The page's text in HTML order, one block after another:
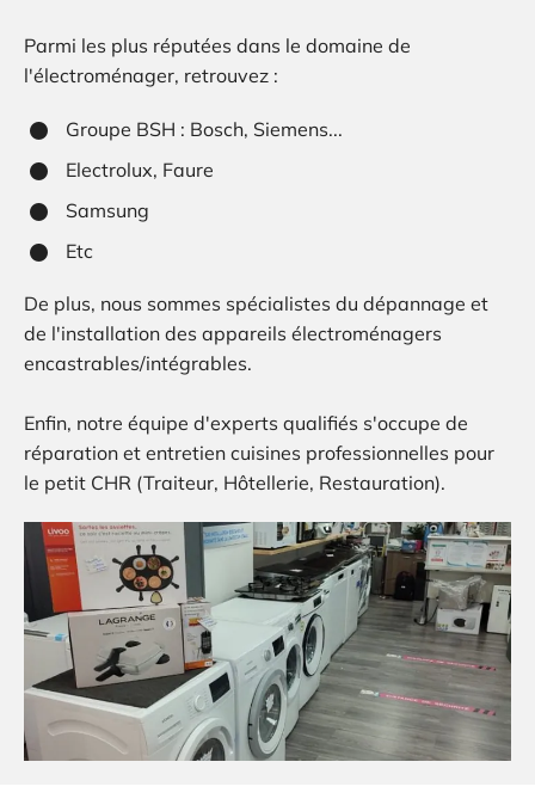
Parmi les plus réputées dans le domaine de
l'électroménager, retrouvez :
Groupe BSH : Bosch, Siemens...
Electrolux, Faure
Samsung
Etc
De plus, nous sommes spécialistes du dépannage et
de l'installation des appareils électroménagers
encastrables/intégrables.
Enfin, notre équipe d'experts qualifiés s'occupe de
réparation et entretien cuisines professionnelles pour
le petit CHR (Traiteur, Hôtellerie, Restauration).